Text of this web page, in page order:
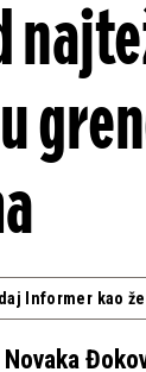
Informer kao